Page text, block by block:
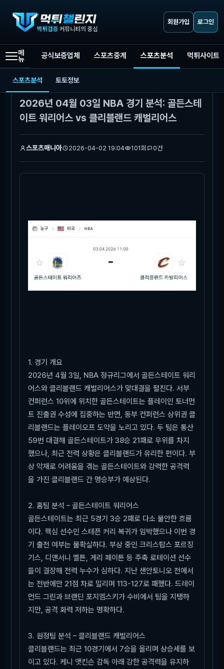
회원가입 로그인
메
뉴
공식보증업체 스포츠중계 스포츠분석 먹튀사이트
스포츠분석 토토정보
먹튀챌린지 스포츠분석
2026년 04월 03일 NBA 경기 분석: 골든스테
이트 워리어스 vs 클리블랜드 캐벌리어스
스포츠매니아 2026-04-02 19:04 101회 0건
본문
1. 경기 개요
2026년 4월 3일, NBA 정규리그에서 골든스테이트 워리
어스와 클리블랜드 캐벌리어스가 맞대결을 펼친다. 서부
컨퍼런스 10위에 위치한 골든스테이트는 플레이인 토너먼
트 진출권 수성에 집중하는 반면, 동부 컨퍼런스 상위권 클
리블랜드는 플레이오프 도약을 노리고 있다. 두 팀은 통산
59번 대결해 골든스테이트가 38승 21패로 우위를 차지
했으나, 최근 전력 상황은 클리블랜드가 유리한 편이다. 부
상 악재로 어려움을 겪는 골든스테이트와 강력한 공격력
을 가진 클리블랜드 간 명승부가 예상된다.
2. 홈팀 분석 – 골든스테이트 워리어스
골든스테이트는 최근 5경기 3승 2패로 다소 불안한 흐름
이다. 핵심 선수인 스테픈 커리 복귀가 임박했으나 이번 경
기 출전 여부는 불확실하다. 부상 중인 크리스탑스 포르징
기스, 디앤서니 멜튼, 게리 페이튼 등 주축 로테이션 선수
들이 결장해 전력 누수가 심하다. 지난 샌안토니오 전에서
는 전반에만 21점 차로 밀리며 113-127로 패했다. 드레이
먼드 그린과 브랜딘 포지엠스키가 수비에서 팀을 지탱하
지만, 공격 화력 저하는 명확하다.
3. 원정팀 분석 – 클리블랜드 캐벌리어스
클리블랜드는 최근 10경기에서 7승을 올리며 상승세를 보
이고 있다. 케니 앳킨슨 감독 아래 강한 공격력을 유지하